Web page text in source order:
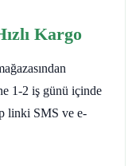
Kargo
1-2 iş günü içinde
linki SMS ve e-